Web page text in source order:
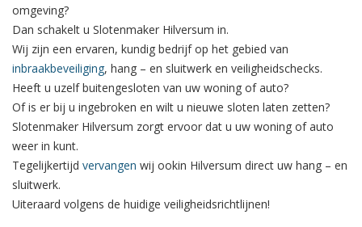
omgeving?
Dan schakelt u Slotenmaker Hilversum in.
Wij zijn een ervaren, kundig bedrijf op het gebied van
inbraakbeveiliging, hang – en sluitwerk en veiligheidschecks.
Heeft u uzelf buitengesloten van uw woning of auto?
Of is er bij u ingebroken en wilt u nieuwe sloten laten zetten?
Slotenmaker Hilversum zorgt ervoor dat u uw woning of auto
weer in kunt.
Tegelijkertijd vervangen wij ookin Hilversum direct uw hang – en
sluitwerk.
Uiteraard volgens de huidige veiligheidsrichtlijnen!